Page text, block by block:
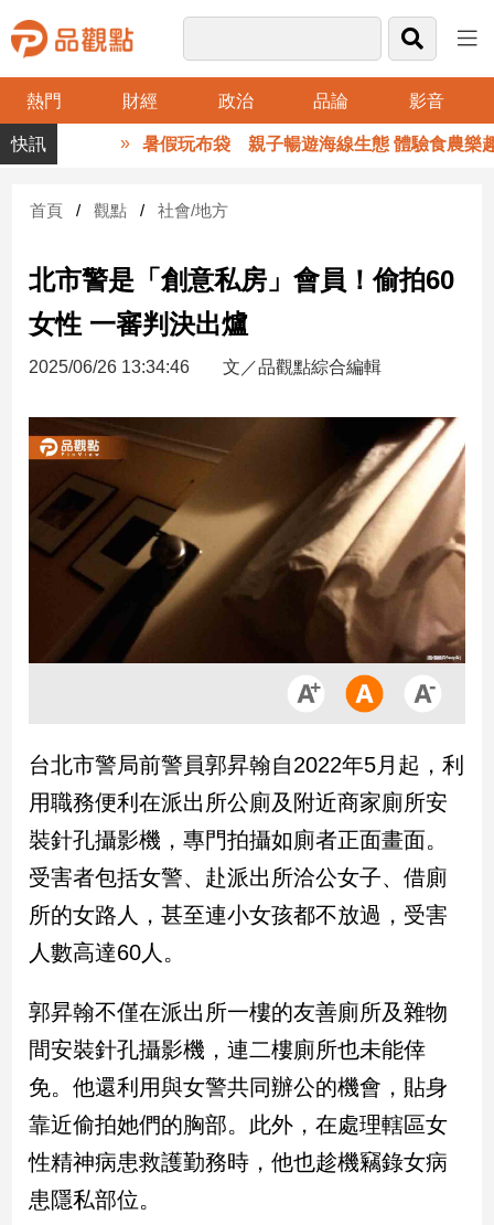
熱門 財經 政治 品論 影音
品
觀
財
台
財
新
產
經/
市
地
品
政
治
政
治
焦
品
觀
民
調
國
會
點
觀
暑假玩布袋 親子暢遊海線生態 體驗食農樂趣
首頁 觀點 社會/地方
北市警是「創意私房」會員！偷拍60
女性 一審判決出爐
2025/06/26 13:34:46 文／品觀點綜合編輯
台北市警局前警員郭昇翰自2022年5月起，利
用職務便利在派出所公廁及附近商家廁所安
裝針孔攝影機，專門拍攝如廁者正面畫面。
受害者包括女警、赴派出所洽公女子、借廁
所的女路人，甚至連小女孩都不放過，受害
人數高達60人。
郭昇翰不僅在派出所一樓的友善廁所及雜物
間安裝針孔攝影機，連二樓廁所也未能倖
免。他還利用與女警共同辦公的機會，貼身
靠近偷拍她們的胸部。此外，在處理轄區女
性精神病患救護勤務時，他也趁機竊錄女病
患隱私部位。